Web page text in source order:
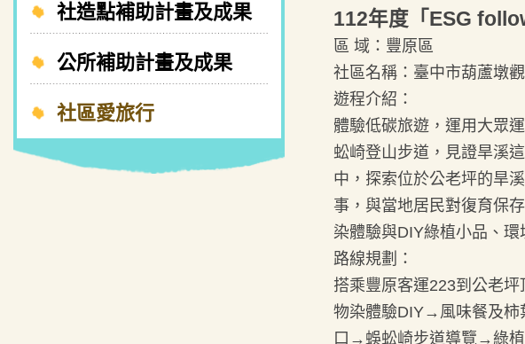
社造點補助計畫及成果
公所補助計畫及成果
社區愛旅行
112年度「ESG
區 域：豐原區
社區名稱：臺中市葫蘆墩
遊程介紹：
體驗低碳旅遊，運用大眾
蚣崎登山步道，見證旱溪
中，探索位於公老坪的旱
事，與當地居民對復育保
染體驗與DIY綠植小品、
路線規劃：
搭乘豐原客運223到公老
物染體驗DIY→風味餐及柿
口→蜈蚣崎步道導覽→綠